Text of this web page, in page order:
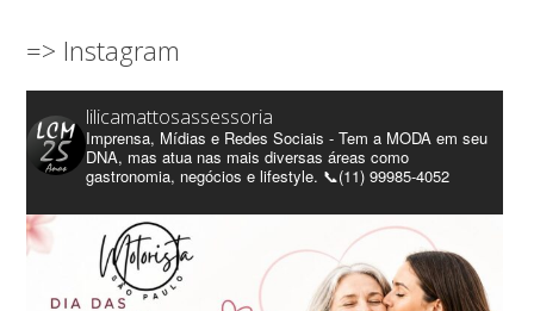
=> Instagram
lilicamattosassessoria
Imprensa, Mídias e Redes Sociais - Tem a MODA em seu
DNA, mas atua nas mais diversas áreas como
gastronomia, negócios e lifestyle. 📞(11) 99985-4052